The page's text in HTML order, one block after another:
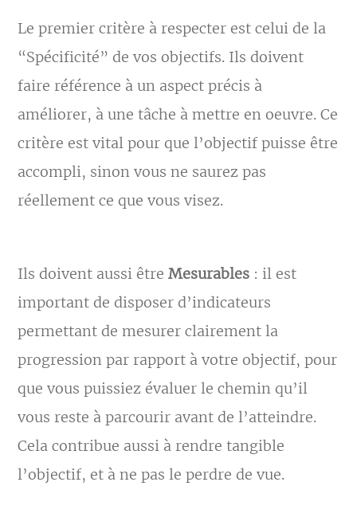
Le premier critère à respecter est celui de la
“Spécificité” de vos objectifs. Ils doivent
faire référence à un aspect précis à
améliorer, à une tâche à mettre en oeuvre. Ce
critère est vital pour que l’objectif puisse être
accompli, sinon vous ne saurez pas
réellement ce que vous visez.
Ils doivent aussi êtreMesurables : il est
important de disposer d’indicateurs
permettant de mesurer clairement la
progression par rapport à votre objectif, pour
que vous puissiez évaluer le chemin qu’il
vous reste à parcourir avant de l’atteindre.
Cela contribue aussi à rendre tangible
l’objectif, et à ne pas le perdre de vue.